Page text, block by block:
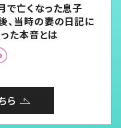
で亡くなった息子
、当時の妻の日記に
た本音とは
ら